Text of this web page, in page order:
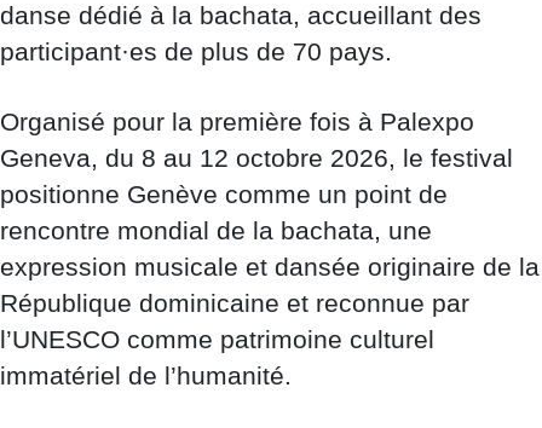
danse dédié à la bachata, accueillant des
participant·es de plus de 70 pays.
Organisé pour la première fois à Palexpo
Geneva, du 8 au 12 octobre 2026, le festival
positionne Genève comme un point de
rencontre mondial de la bachata, une
expression musicale et dansée originaire de la
République dominicaine et reconnue par
l’UNESCO comme patrimoine culturel
immatériel de l’humanité.